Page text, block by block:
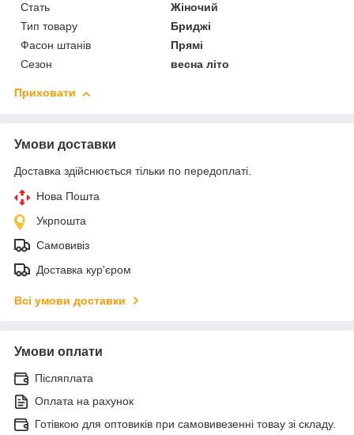
Стать
Жіночий
Тип товару
Бриджі
Фасон штанів
Прямі
Сезон
весна літо
Приховати
Умови доставки
Доставка здійснюється тільки по передоплаті.
Нова Пошта
Укрпошта
Самовивіз
Доставка кур'єром
Всі умови доставки
Умови оплати
Післяплата
Оплата на рахунок
Готівкою для оптовиків при самовивезенні товау зі складу.